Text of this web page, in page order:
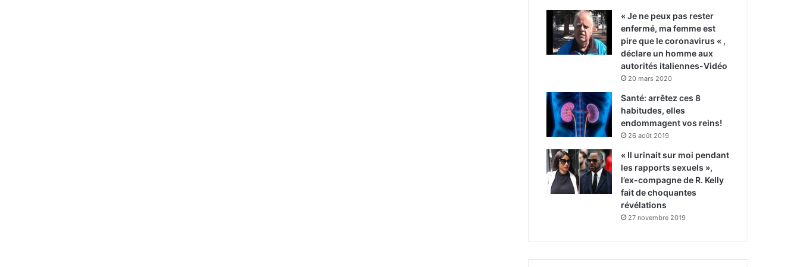
« Je ne peux pas rester
enfermé, ma femme est
pire que le coronavirus « ,
déclare un homme aux
autorités italiennes-Vidéo
20 mars 2020
Santé: arrêtez ces 8
habitudes, elles
endommagent vos reins!
26 août 2019
« Il urinait sur moi pendant
les rapports sexuels »,
l’ex-compagne de R. Kelly
fait de choquantes
révélations
27 novembre 2019